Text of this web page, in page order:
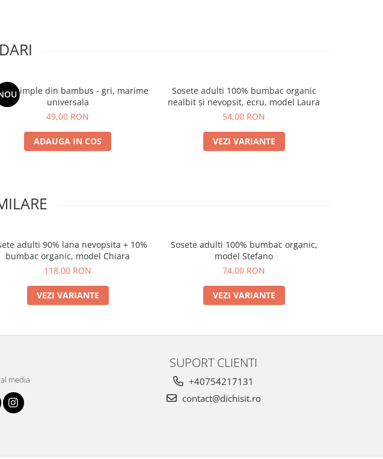
simple din bambus - gri, marime
universala
49,00 RON
ADAUGA IN COS
Sosete adulti 100% bumbac organic
nealbit și nevopsit, ecru, model Laura
54,00 RON
VEZI VARIANTE
adulti 90% lana nevopsita + 10%
bumbac organic, model Chiara
118,00 RON
VEZI VARIANTE
Sosete adulti 100% bumbac organic,
model Stefano
74,00 RON
VEZI VARIANTE
media
SUPORT CLIENTI
+40754217131
contact@dichisit.ro